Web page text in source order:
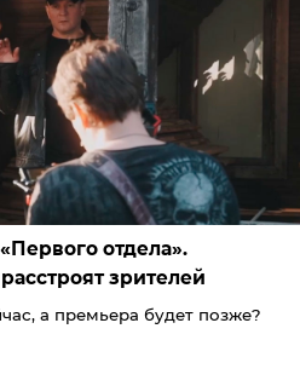
отдела».
зрителей
а премьера будет позже?